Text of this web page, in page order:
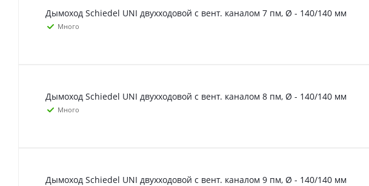
Дымоход Schiedel UNI двухходовой с вент. каналом 7 пм, Ø - 140/140 мм
Много
Дымоход Schiedel UNI двухходовой с вент. каналом 8 пм, Ø - 140/140 мм
Много
Дымоход Schiedel UNI двухходовой с вент. каналом 9 пм, Ø - 140/140 мм